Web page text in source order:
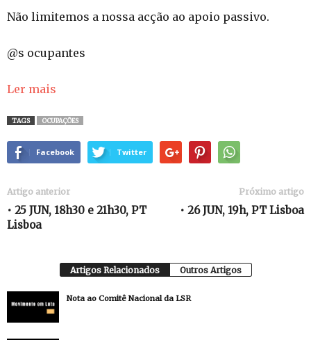
Não limitemos a nossa acção ao apoio passivo.
@s ocupantes
Ler mais
TAGS OCUPAÇÕES
Facebook Twitter
Artigo anterior
• 25 JUN, 18h30 e 21h30, PT
Lisboa
Próximo artigo
• 26 JUN, 19h, PT Lisboa
Artigos Relacionados Outros Artigos
Nota ao Comitê Nacional da LSR